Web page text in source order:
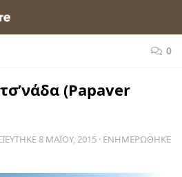
0
(Papaver
8 ΜΑΪ́ΟΥ, 2015 · ΕΝΗΜΕΡΏΘΗΚΕ